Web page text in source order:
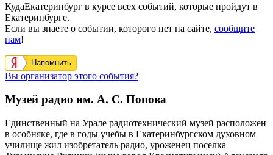
КудаЕкатеринбург в курсе всех событий, которые пройдут в
Екатеринбурге.
Если вы знаете о событии, которого нет на сайте, сообщите
нам!
Напомнить
Вы организатор этого события?
Музей радио им. А. С. Попова
Единственный на Урале радиотехнический музей расположен
в особняке, где в годы учебы в Екатеринбургском духовном
училище жил изобретатель радио, уроженец поселка